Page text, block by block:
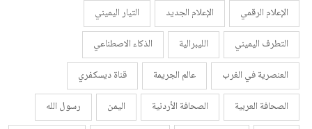
الإعلام الرقمي
الإعلام الجديد
التيار اليميني
التطرف اليميني
الليبرالية
الذكاء الاصطناعي
العنصرية في الغرب
عالم الجريمة
قناة ديسكفري
الصحافة العربية
الصحافة الأردنية اليمن
رسول الله